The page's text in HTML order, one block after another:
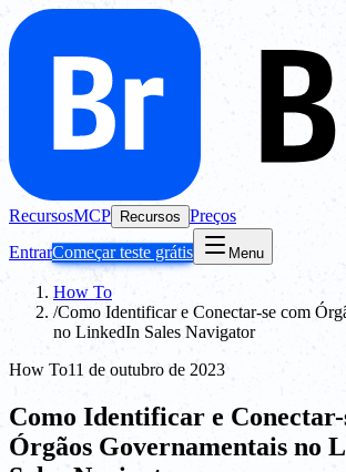
RecursosMCP Recursos Preços
EntrarComeçar teste grátis Menu
How To
/Como Identificar e Conectar-se com
no LinkedIn Sales Navigator
How To11 de outubro de 2023
Como Identificar e Conectar-
Órgãos Governamentais no